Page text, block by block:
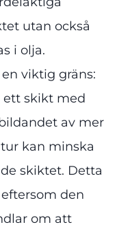
utan också
i olja.
viktig gräns:
ett skikt med
av mer
kan minska
skiktet. Detta
den
om att